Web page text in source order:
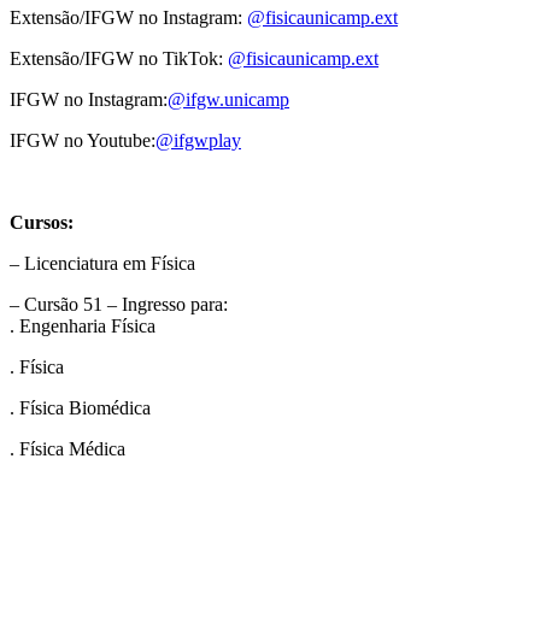
Extensão/IFGW no Instagram: @fisicaunicamp.ext
Extensão/IFGW no TikTok: @fisicaunicamp.ext
IFGW no Instagram:@ifgw.unicamp
IFGW no Youtube:@ifgwplay
Cursos:
– Licenciatura em Física
– Cursão 51 – Ingresso para:
. Engenharia Física
. Física
. Física Biomédica
. Física Médica